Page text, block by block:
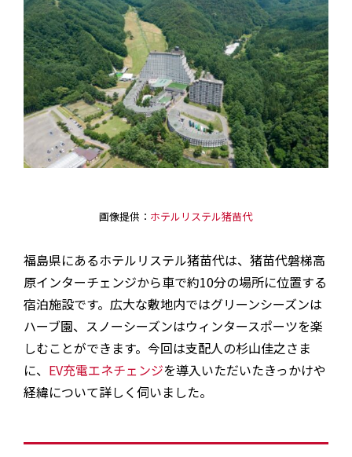
セミナー情報
ニュース・展示会情報
ブランドツールキット
導入施設別プラン
画像提供： ホテルリステル猪苗代
福島県にあるホテルリステル猪苗代は、猪苗代磐梯高
原インターチェンジから車で約10分の場所に位置する
宿泊施設です。広大な敷地内ではグリーンシーズンは
ハーブ園、スノーシーズンはウィンタースポーツを楽
しむことができます。今回は支配人の杉山佳之さま
に、 EV充電エネチェンジを導入いただいたきっかけや
経緯について詳しく伺いました。